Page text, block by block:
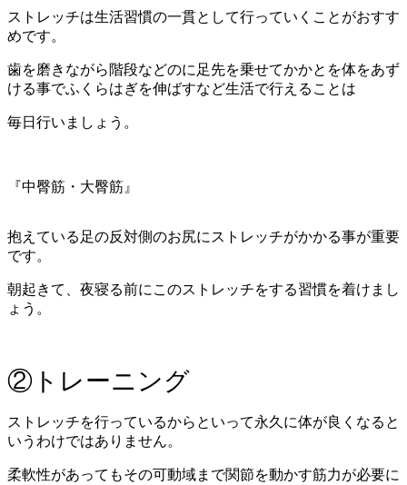
ストレッチは生活習慣の一貫として行っていくことがおすす
めです。
歯を磨きながら階段などのに足先を乗せてかかとを体をあず
ける事でふくらはぎを伸ばすなど生活で行えることは
毎日行いましょう。
『中臀筋・大臀筋』
抱えている足の反対側のお尻にストレッチがかかる事が重要
です。
朝起きて、夜寝る前にこのストレッチをする習慣を着けまし
ょう。
②トレーニング
ストレッチを行っているからといって永久に体が良くなると
いうわけではありません。
柔軟性があってもその可動域まで関節を動かす筋力が必要に